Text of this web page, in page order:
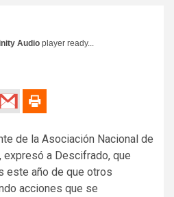
Audio player ready...
de la Asociación Nacional de
a Descifrado, que
este año de que otros
acciones que se